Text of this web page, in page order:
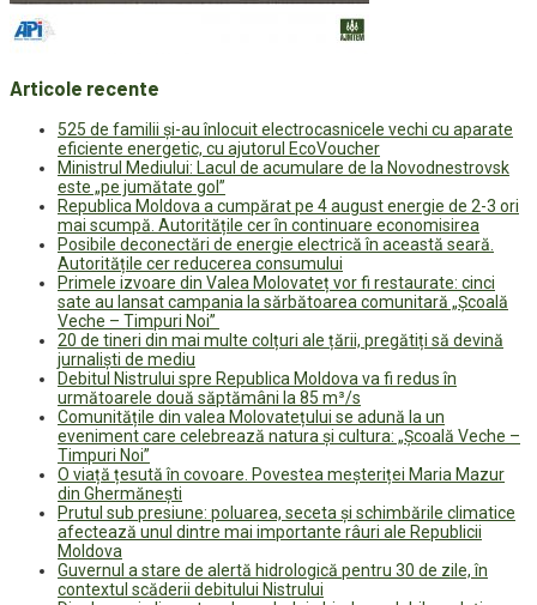
Articole recente
525 de familii și-au înlocuit electrocasnicele vechi cu aparate
eficiente energetic, cu ajutorul EcoVoucher
Ministrul Mediului: Lacul de acumulare de la Novodnestrovsk
este „pe jumătate gol”
Republica Moldova a cumpărat pe 4 august energie de 2-3 ori
mai scumpă. Autoritățile cer în continuare economisirea
Posibile deconectări de energie electrică în această seară.
Autoritățile cer reducerea consumului
Primele izvoare din Valea Molovateț vor fi restaurate: cinci
sate au lansat campania la sărbătoarea comunitară „Școală
Veche – Timpuri Noi”
20 de tineri din mai multe colțuri ale țării, pregătiți să devină
jurnaliști de mediu
Debitul Nistrului spre Republica Moldova va fi redus în
următoarele două săptămâni la 85 m³/s
Comunitățile din valea Molovatețului se adună la un
eveniment care celebrează natura și cultura: „Școală Veche –
Timpuri Noi”
O viață țesută în covoare. Povestea meșteriței Maria Mazur
din Ghermănești
Prutul sub presiune: poluarea, seceta și schimbările climatice
afectează unul dintre mai importante râuri ale Republicii
Moldova
Guvernul a stare de alertă hidrologică pentru 30 de zile, în
contextul scăderii debitului Nistrului